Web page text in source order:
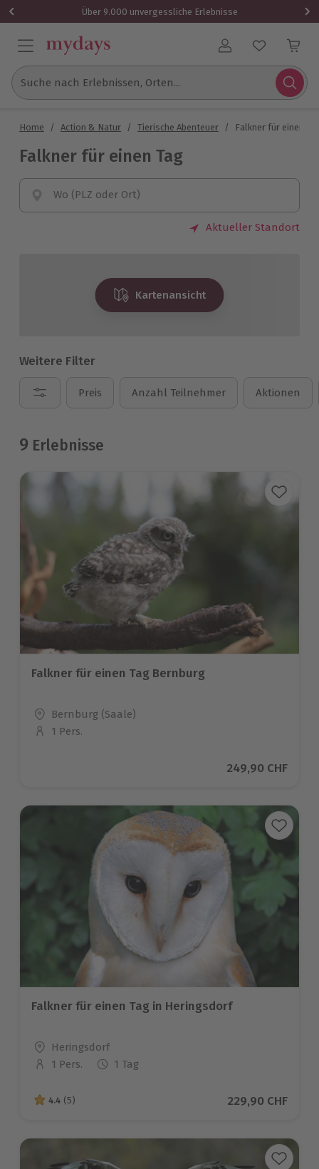
Über 9.000 unvergessliche Erlebnisse
Benutzerkonto
Suche nach Erlebnissen, Orten...
Home / Action & Natur / Tierische Abenteuer / Falkner für einen
Falkner für einen Tag
Wo (PLZ oder Ort)
Aktueller Standort
Kartenansicht
Weitere Filter
Preis Anzahl Teilnehmer Aktionen
9 Erlebnisse
Falkner für einen Tag Bernburg
Standort
Bernburg (Saale)
Anzahl der Teilnehmer
1 Pers.
Aktueller Preis
249,90 CHF
Falkner für einen Tag in Heringsdorf
Standort
Heringsdorf
Anzahl der Teilnehmer
1 Pers. 1 Tag
4.4 von 5 Sternen basierend auf 5 Bewertungen
4.4 (5) Aktueller Preis
229,90 CHF